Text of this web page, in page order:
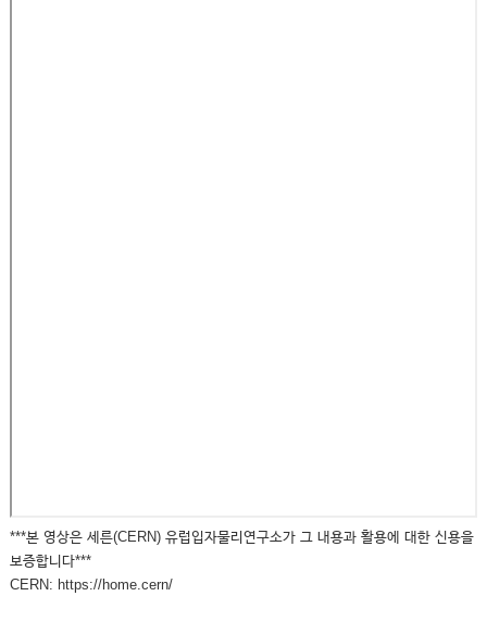
***본 영상은 세른(CERN) 유럽입자물리연구소가 그 내용과 활용에 대한 신용을
보증합니다***
CERN: https://home.cern/